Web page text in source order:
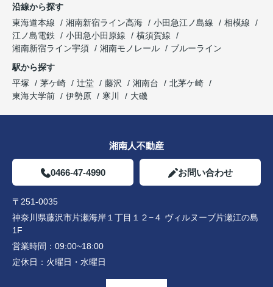
沿線から探す
東海道本線
湘南新宿ライン高海 小田急江ノ島線
相模線
江ノ島電鉄
小田急小田原線
横須賀線
湘南新宿ライン宇須
湘南モノレール
ブルーライン
駅から探す
平塚
茅ケ崎 辻堂 藤沢 湘南台
北茅ケ崎
東海大学前
伊勢原 寒川 大磯
湘南人不動産
0466-47-4990 お問い合わせ
〒251-0035
神奈川県藤沢市片瀬海岸１丁目１２−４ ヴィルヌーブ片瀬江の島
1F
営業時間： 09:00~18:00
定休日： 火曜日・水曜日